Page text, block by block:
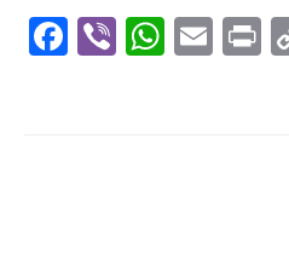
Facebook
Viber